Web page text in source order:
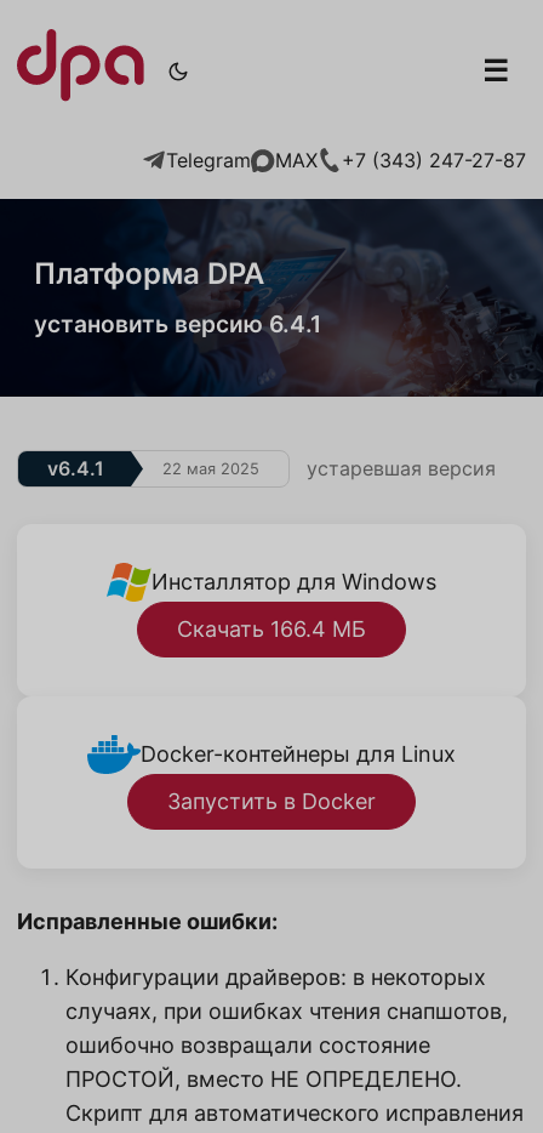
☰
Telegram MAX +7 (343) 247-27-87
Платформа DPA
установить версию 6.4.1
v6.4.1 22 мая 2025 устаревшая версия
Инсталлятор для Windows
Скачать 166.4 МБ
Docker-контейнеры для Linux
Запустить в Docker
Исправленные ошибки:
Конфигурации драйверов: в некоторых
случаях, при ошибках чтения снапшотов,
ошибочно возвращали состояние
ПРОСТОЙ, вместо НЕ ОПРЕДЕЛЕНО.
Скрипт для автоматического исправления